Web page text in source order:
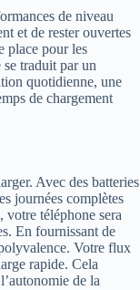
de niveau
et de rester ouvertes
place pour les
se traduit par un
quotidienne, une
de chargement
Avec des batteries
journées complètes
téléphone sera
En fournissant de
Votre flux
rapide. Cela
de la